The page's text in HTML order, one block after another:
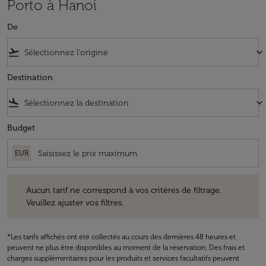
Porto à Hanoi
De
flight_takeoff keyboard_arrow_down
Destination
flight_land keyboard_arrow_down
Budget
EUR
Aucun tarif ne correspond à vos critères de filtrage.
Veuillez ajuster vos filtres.
*Les tarifs affichés ont été collectés au cours des dernières 48 heures et
peuvent ne plus être disponibles au moment de la réservation. Des frais et
charges supplémentaires pour les produits et services facultatifs peuvent